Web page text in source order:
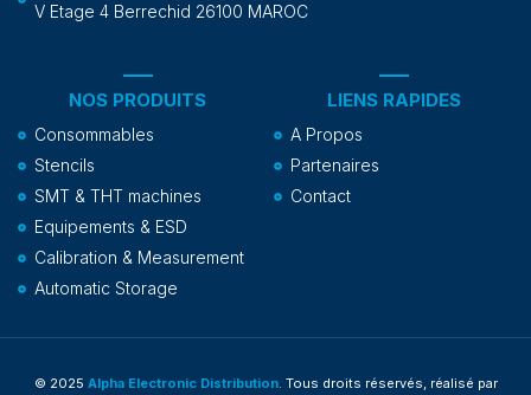
NOS PRODUITS
Consommables
Stencils
SMT & THT machines
Equipements & ESD
Calibration & Measurement
Automatic Storage
LIENS RAPIDES
A Propos
Partenaires
Contact
V Etage 4 Berrechid 26100 MAROC
© 2025 Alpha Electronic Distribution. Tous droits réservés, réalisé par